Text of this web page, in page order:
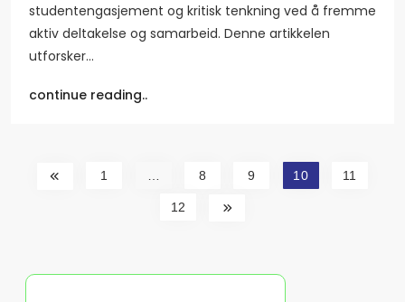
studentengasjement og kritisk tenkning ved å fremme
aktiv deltakelse og samarbeid. Denne artikkelen
utforsker…
continue reading..
1 8 9 10 11
12